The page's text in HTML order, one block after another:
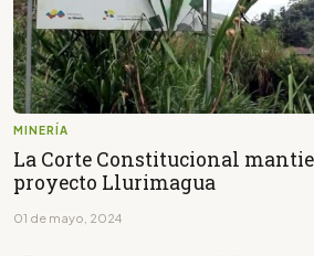
MINERÍA
La Corte Constitucional
proyecto Llurimagua
01 de mayo, 2024